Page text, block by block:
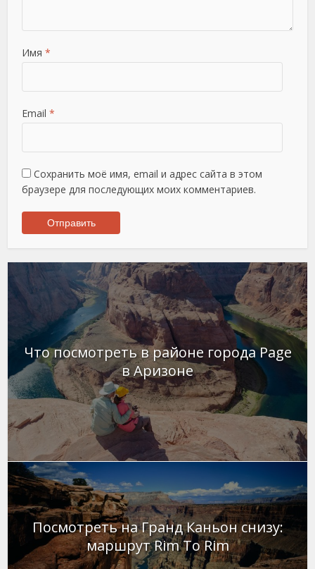
Имя *
Email *
Сохранить моё имя, email и адрес сайта в этом
браузере для последующих моих комментариев.
Что посмотреть в районе города Page
в Аризоне
Посмотреть на Гранд Каньон снизу:
маршрут Rim To Rim